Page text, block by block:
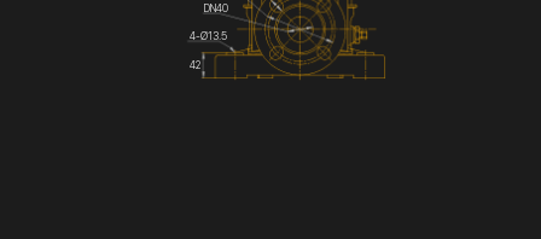
DN40
4-Ø13.5
42